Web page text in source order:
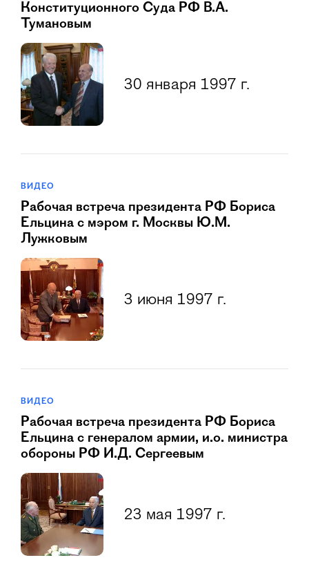
Конституционного Суда РФ В.А.
Тумановым
30 января 1997 г.
ВИДЕО
Рабочая встреча президента РФ Бориса
Ельцина с мэром г. Москвы Ю.М.
Лужковым
3 июня 1997 г.
ВИДЕО
Рабочая встреча президента РФ Бориса
Ельцина с генералом армии, и.о. министра
обороны РФ И.Д. Сергеевым
23 мая 1997 г.